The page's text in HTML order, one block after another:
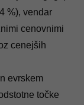
%), vendar
cenovnimi
cenejših
evrskem
točke